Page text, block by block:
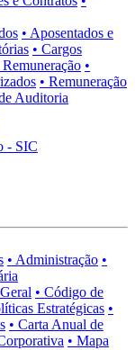
• Aposentados e
• Cargos
Remuneração •
• Remuneração
Auditoria
- SIC
• Administração •
• Código de
Estratégicas •
• Carta Anual de
• Mapa